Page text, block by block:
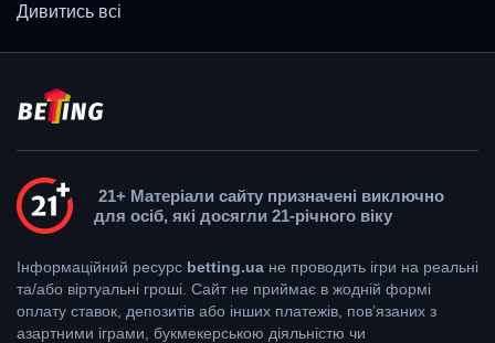
Дивитись всі
21+ Матеріали сайту призначені виключно
для осіб, які досягли 21-річного віку
Інформаційний ресурс betting.ua не проводить ігри на реальні
та/або віртуальні гроші. Сайт не приймає в жодній формі
оплату ставок, депозитів або інших платежів, пов’язаних з
азартними іграми, букмекерською діяльністю чи